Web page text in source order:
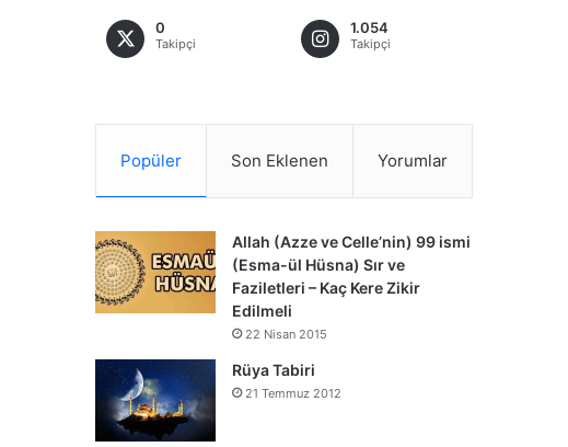
0
Takipçi
1.054
Takipçi
Popüler Son Eklenen Yorumlar
Allah (Azze ve Celle’nin) 99 ismi
(Esma-ül Hüsna) Sır ve
Faziletleri – Kaç Kere Zikir
Edilmeli
22 Nisan 2015
Rüya Tabiri
21 Temmuz 2012